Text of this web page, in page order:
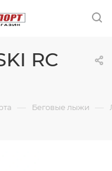
RC
— Беговые лыжи —